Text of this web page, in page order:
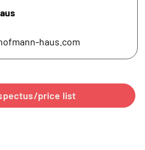
haus.com
price list